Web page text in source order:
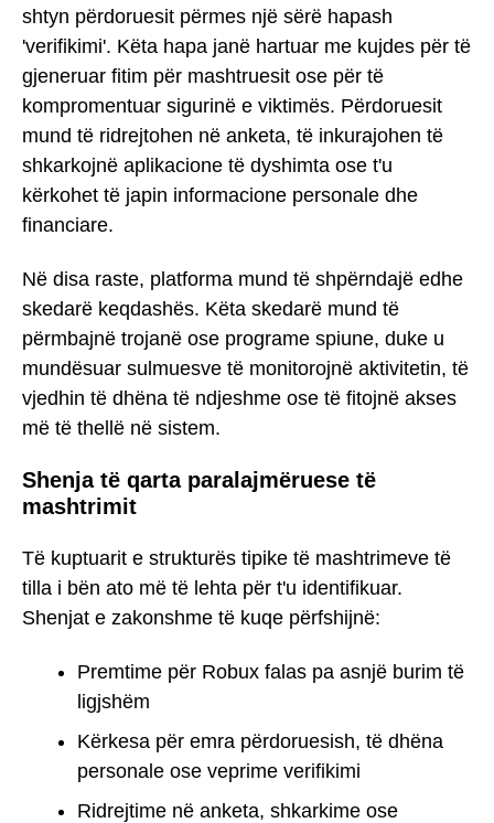
shtyn përdoruesit përmes një sërë hapash
'verifikimi'. Këta hapa janë hartuar me kujdes për të
gjeneruar fitim për mashtruesit ose për të
kompromentuar sigurinë e viktimës. Përdoruesit
mund të ridrejtohen në anketa, të inkurajohen të
shkarkojnë aplikacione të dyshimta ose t'u
kërkohet të japin informacione personale dhe
financiare.
Në disa raste, platforma mund të shpërndajë edhe
skedarë keqdashës. Këta skedarë mund të
përmbajnë trojanë ose programe spiune, duke u
mundësuar sulmuesve të monitorojnë aktivitetin, të
vjedhin të dhëna të ndjeshme ose të fitojnë akses
më të thellë në sistem.
Shenja të qarta paralajmëruese të
mashtrimit
Të kuptuarit e strukturës tipike të mashtrimeve të
tilla i bën ato më të lehta për t'u identifikuar.
Shenjat e zakonshme të kuqe përfshijnë:
Premtime për Robux falas pa asnjë burim të
ligjshëm
Kërkesa për emra përdoruesish, të dhëna
personale ose veprime verifikimi
Ridrejtime në anketa, shkarkime ose